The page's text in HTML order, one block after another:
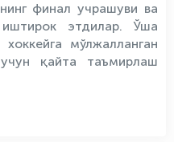
финал учрашуви ва
этдилар. Ўша
мўлжалланган
қайта таъмирлаш